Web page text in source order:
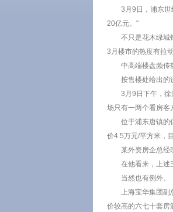
3月9日，浦东
20亿元。"
不只是花木绿城
3月楼市的热度有拉
中高端楼盘频传
按售楼处给出的
3月9日下午，
场只有一两个看房客
位于浦东唐镇的
价4.5万元/平方米，
某外资房企总经
在他看来，上述
当然也有例外。
上海宝华集团副
价较高的六七十套房